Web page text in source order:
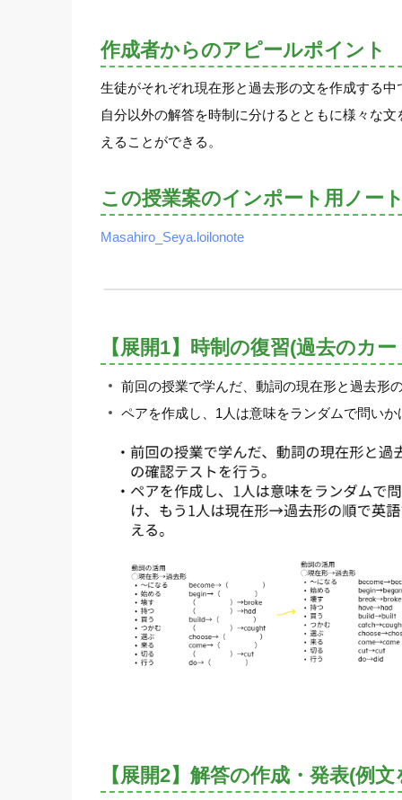
作成者からのアピールポイント
生徒がそれぞれ現在形と過去形の文を作成する
自分以外の解答を時制に分けるとともに様々な
えることができる。
この授業案のインポート用ノー
Masahiro_Seya.loilonote
【展開1】時制の復習(過去のカ
前回の授業で学んだ、動詞の現在形と過去形
ペアを作成し、1人は意味をランダムで問
【展開2】解答の作成・発表(例